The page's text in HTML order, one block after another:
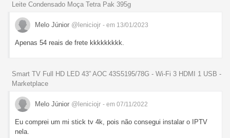
Leite Condensado Moça Tetra Pak 395g
Melo Júnior @leniciojr - em 13/01/2023
Apenas 54 reais de frete kkkkkkkkk.
Smart TV Full HD LED 43” AOC 43S5195/78G - Wi-Fi 3 HDMI 1 USB -
Marketplace
Melo Júnior @leniciojr - em 07/11/2022
Eu comprei um mi stick tv 4k, pois não consegui instalar o IPTV
nela.